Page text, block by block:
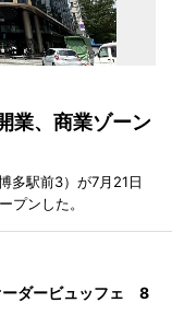
業、商業ゾーン
多駅前3）が7月21日
プンした。
ーダービュッフェ 8